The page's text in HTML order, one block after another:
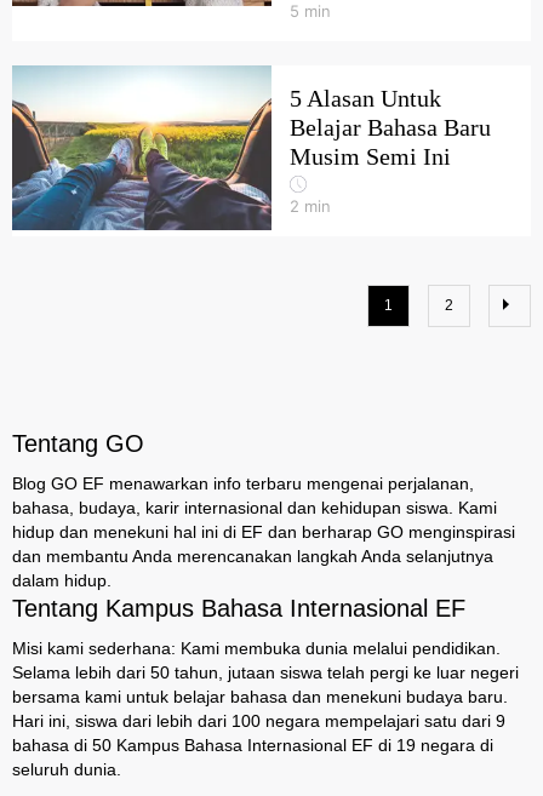
5 min
5 Alasan Untuk
Belajar Bahasa Baru
Musim Semi Ini
2 min
1 2
Tentang GO
Blog GO EF menawarkan info terbaru mengenai perjalanan,
bahasa, budaya, karir internasional dan kehidupan siswa. Kami
hidup dan menekuni hal ini di EF dan berharap GO menginspirasi
dan membantu Anda merencanakan langkah Anda selanjutnya
dalam hidup.
Tentang Kampus Bahasa Internasional EF
Misi kami sederhana: Kami membuka dunia melalui pendidikan.
Selama lebih dari 50 tahun, jutaan siswa telah pergi ke luar negeri
bersama kami untuk belajar bahasa dan menekuni budaya baru.
Hari ini, siswa dari lebih dari 100 negara mempelajari satu dari 9
bahasa di 50 Kampus Bahasa Internasional EF di 19 negara di
seluruh dunia.